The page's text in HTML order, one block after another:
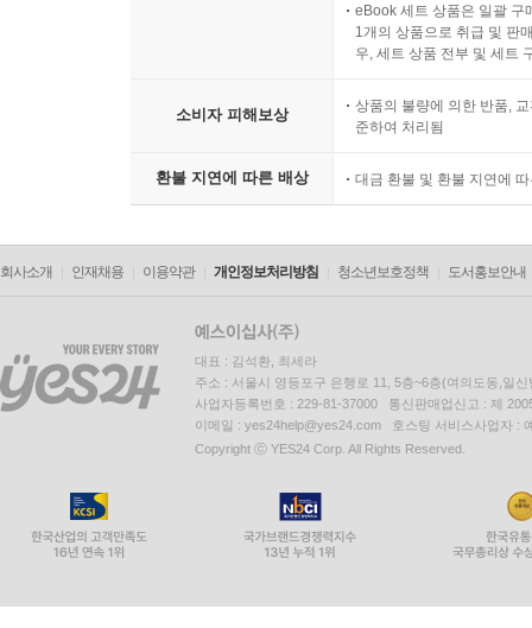
eBook 세트 상품은 일괄 구
1개의 상품으로 취급 및 판
우, 세트 상품 전부 및 세트
소비자 피해보상
상품의 불량에 의한 반품,
준하여 처리됨
환불 지연에 따른 배상 대금 환불 및 환불 지연에
회사소개 인재채용 이용약관 개인정보처리방침 청소년보호정책 도서홍보안내
대표 : 김석환, 최세라
주소 : 서울시 영등포구 은행로 11, 5층~6층(여의도동,일신
사업자등록번호 : 229-81-37000 통신판매업신고 : 제
이메일 : yes24help@yes24.com 호스팅 서비스사업자 :
Copyright ⓒ YES24 Corp. All Rights Reserved.